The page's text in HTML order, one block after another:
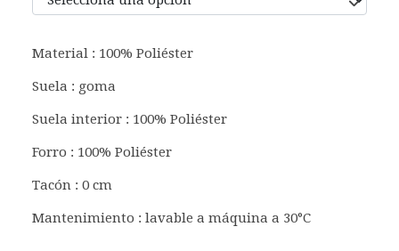
Material : 100% Poliéster
Suela : goma
Suela interior : 100% Poliéster
Forro : 100% Poliéster
Tacón : 0 cm
Mantenimiento : lavable a máquina a 30°C